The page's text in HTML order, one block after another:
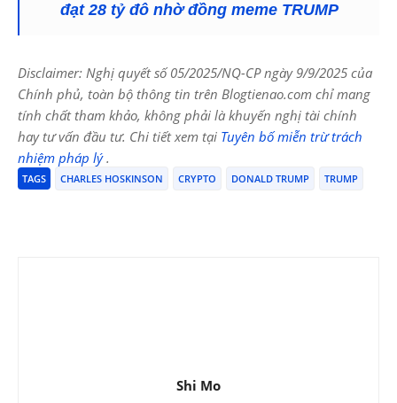
đạt 28 tỷ đô nhờ đồng meme TRUMP
Disclaimer: Nghị quyết số 05/2025/NQ-CP ngày 9/9/2025 của
Chính phủ, toàn bộ thông tin trên Blogtienao.com chỉ mang
tính chất tham khảo, không phải là khuyến nghị tài chính
hay tư vấn đầu tư. Chi tiết xem tại Tuyên bố miễn trừ trách
nhiệm pháp lý.
TAGS CHARLES HOSKINSON CRYPTO DONALD TRUMP TRUMP
Shi Mo